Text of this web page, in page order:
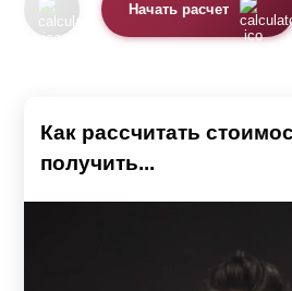
Начать расчет
Как рассчитать
получить...